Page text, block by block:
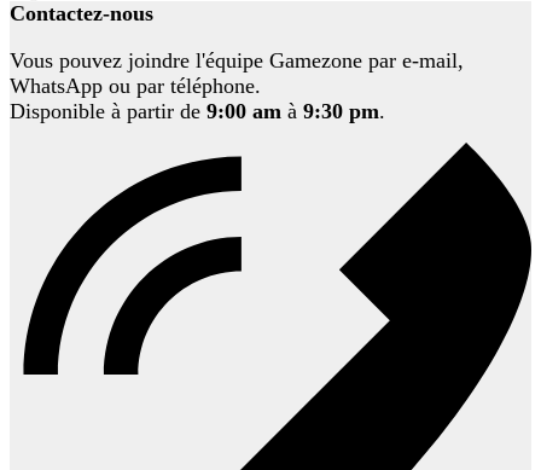
Contactez-nous
Vous pouvez joindre l'équipe Gamezone par e-mail,
WhatsApp ou par téléphone.
Disponible à partir de 9:00 am à 9:30 pm.